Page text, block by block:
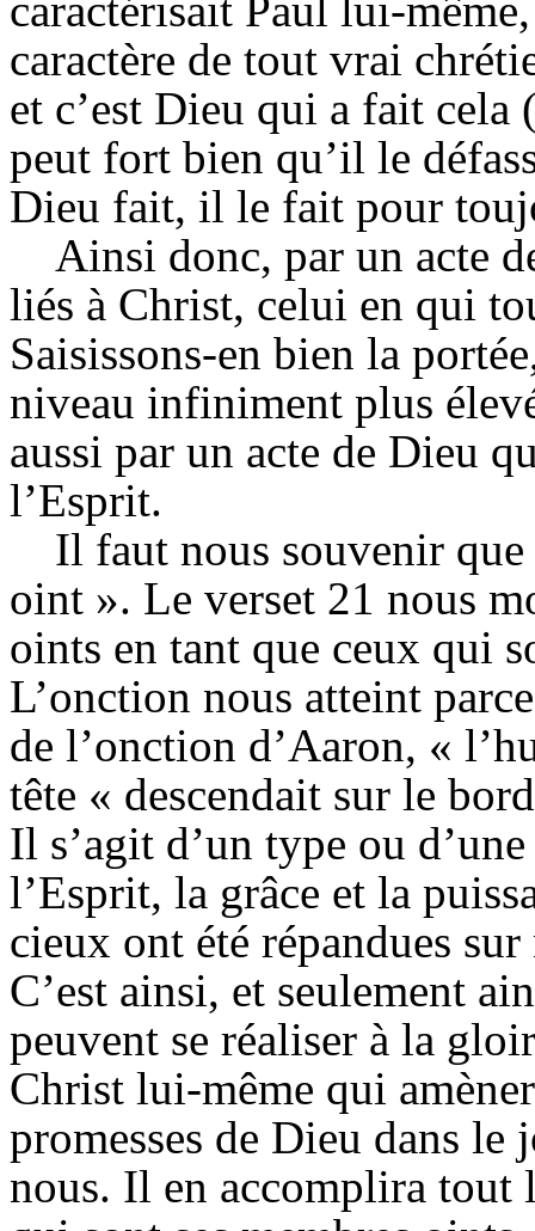
caractère de tout vrai
et c’est Dieu qui a fait
peut fort bien qu’il le
Dieu fait, il le fait pour
Ainsi donc, par un acte
liés à Christ, celui en qui
Saisissons-en bien la
niveau infiniment plus
aussi par un acte de Dieu
l’Esprit.
Il faut nous souvenir
oint ». Le verset 21 nous
oints en tant que ceux qui
L’onction nous atteint
de l’onction d’Aaron, «
tête « descendait sur le
Il s’agit d’un type ou
l’Esprit, la grâce et la
cieux ont été répandues
C’est ainsi, et seulement
peuvent se réaliser à la
Christ lui-même qui
promesses de Dieu dans
nous. Il en accomplira tout